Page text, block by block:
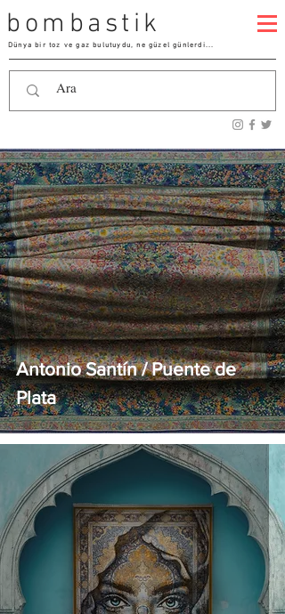
bombastik
Dünya bir toz ve gaz bulutuydu, ne güzel günlerdi...
Antonio Santín / Puente de
Plata